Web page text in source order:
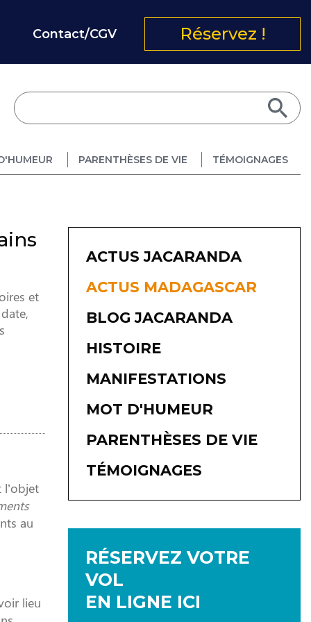
Contact/CGV Réservez !
PARENTHÈSES DE VIE TÉMOIGNAGES
et
au
lieu
ACTUS JACARANDA
ACTUS MADAGASCAR
BLOG JACARANDA
HISTOIRE
MANIFESTATIONS
MOT D'HUMEUR
PARENTHÈSES DE VIE
TÉMOIGNAGES
RÉSERVEZ VOTRE
VOL
EN LIGNE ICI